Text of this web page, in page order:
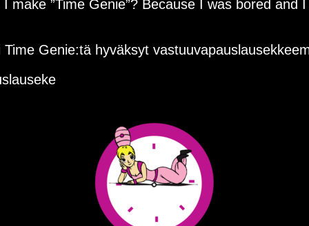
I make Time Genie ? Because I was bored and
Time Genie:tä hyväksyt